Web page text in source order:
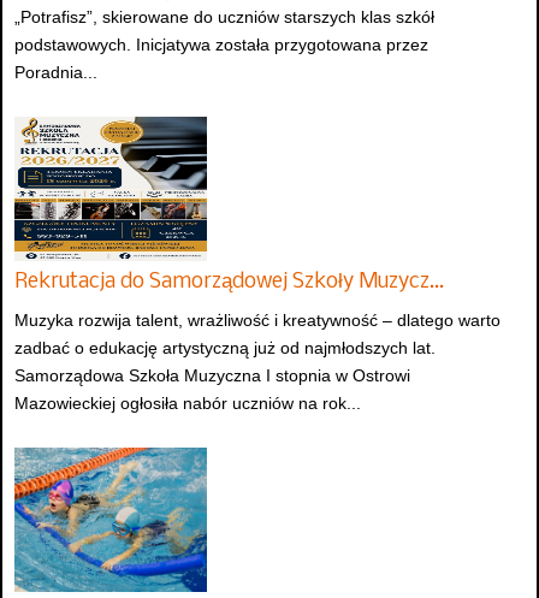
„Potrafisz”, skierowane do uczniów starszych klas szkół
podstawowych. Inicjatywa została przygotowana przez
Poradnia...
Rekrutacja do Samorządowej Szkoły Muzycz…
Muzyka rozwija talent, wrażliwość i kreatywność – dlatego warto
zadbać o edukację artystyczną już od najmłodszych lat.
Samorządowa Szkoła Muzyczna I stopnia w Ostrowi
Mazowieckiej ogłosiła nabór uczniów na rok...